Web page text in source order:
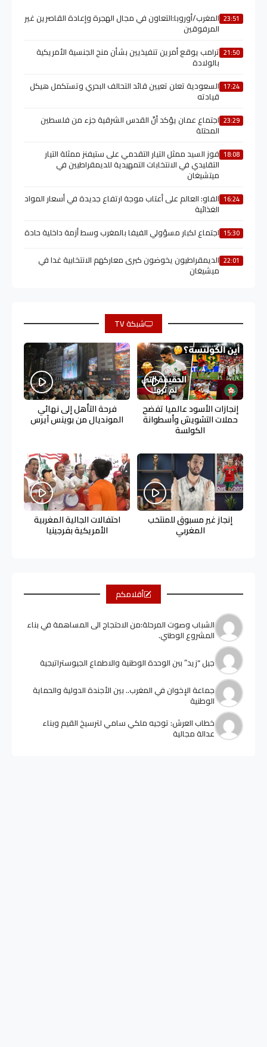
23:51 المغرب/أوروبا:التعاون في مجال الهجرة وإعادة القاصرين غير
المرفوقين
21:50 ترامب يوقع أمرين تنفيذيين بشأن منح الجنسية الأمريكية
بالولادة
17:24 السعودية تعلن تعيين قائد التحالف البحري وتستكمل هيكل
قيادته
23:29 اجتماع عمان يؤكد أنّ القدس الشرقية جزء من فلسطين
المحتلة
18:08 فوز السيد ممثل التيار التقدمي على ستيفنز ممثلة التيار
التقليدي في الانتخابات التمهيدية للديمقراطيين في
ميتشيغان
16:24 الفاو: العالم على أعتاب موجة ارتفاع جديدة في أسعار المواد
الغذائية
15:30 اجتماع لكبار مسؤولي الفيفا بالمغرب وسط أزمة داخلية حادة
22:01 الديمقراطيون يخوضون كبرى معاركهم الانتخابية غدا في
ميشيغان
شبكة TV
إنجازات الأسود عالميا تفضح
حملات التشويش وأسطوانة
الكولسة
فرحة التأهل إلى نهائي
المونديال من بوينس آيرس
إنجاز غير مسبوق للمنتخب
المغربي
احتفالات الجالية المغربية
الأمريكية بفرجينيا
أقلامكم
الشباب وصوت المرحلة:من الاحتجاج الى المساهمة في بناء
المشروع الوطني.
جيل “زيد” ببن الوحدة الوطنية والاطماع الجيوستراتيجية
جماعة الإخوان في المغرب.. بين الأجندة الدولية والحماية
الوطنية
خطاب العرش: توجيه ملكي سامي لترسيخ القيم وبناء
عدالة مجالية